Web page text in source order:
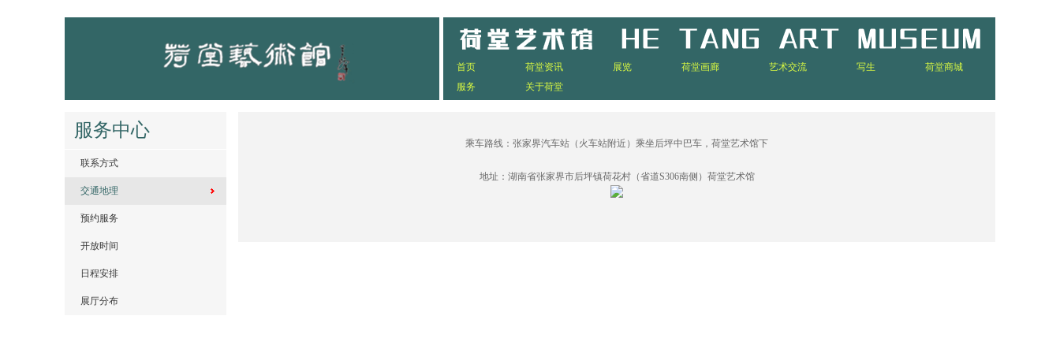
首页 荷堂资讯 展览 荷堂画廊 艺术交流 写生
荷堂商城
服务
关于荷堂
服务中心
联系方式
交通地理
预约服务
开放时间
日程安排
展厅分布
乘车路线：张家界汽车站（火车站附近）乘坐后坪中巴车，荷堂艺术馆下
地址：湖南省张家界市后坪镇荷花村（省道S306南侧）荷堂艺术馆